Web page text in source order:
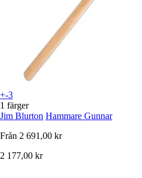
+-3
1 färger
Jim Blurton Hammare Gunnar
Från 2 691,00 kr
2 177,00 kr